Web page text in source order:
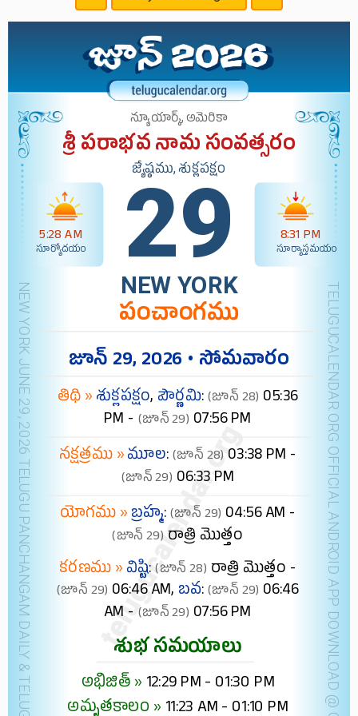
NEW YORK JUNE 29, 2026 TELUGU PANCHANGAM DAILY & TELUGU FESTIVALS (IST) TELUGUCALENDAR.ORG OFFICIAL ANDROID APP
న్యూయార్క్, అమెరికా
శ్రీ పరాభవ నామ సంవత్సరం
జ్యేష్ఠము, శుక్లపక్షం
5:28 AM
సూర్యోదయం
8:31 PM
సూర్యాస్తమయం
29
NEW YORK
పంచాంగము
జూన్ 29, 2026 • సోమవారం
తిథి » శుక్లపక్షం, పౌర్ణమి:(జూన్ 28) 05:36
PM - (జూన్ 29) 07:56 PM
నక్షత్రము »మూల:(జూన్ 28) 03:38 PM -
(జూన్ 29) 06:33 PM
యోగము »బ్రహ్మ:(జూన్ 29) 04:56 AM -
(జూన్ 29)రాత్రి మొత్తం
కరణము » విష్టి:(జూన్ 28) రాత్రి మొత్తం -
(జూన్ 29) 06:46 AM, బవ:(జూన్ 29) 06:46
AM - (జూన్ 29) 07:56 PM
శుభ సమయాలు
అభిజిత్ » 12:29 PM - 01:30 PM
అమృతకాలం » 11:23 AM - 01:10 PM